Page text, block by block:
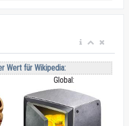
Wert für Wikipedia:
Global: